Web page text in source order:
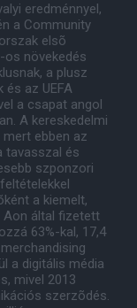
eredménnyel,
a Community
elsõ
os növekedés
a plusz
az UEFA
a csapat angol
A kereskedelmi
mert ebben az
tavasszal és
szponzori
a kiemelt,
Aon által fizetett
63%-kal, 17,4
a digitális média
mivel 2013
szerzõdés.